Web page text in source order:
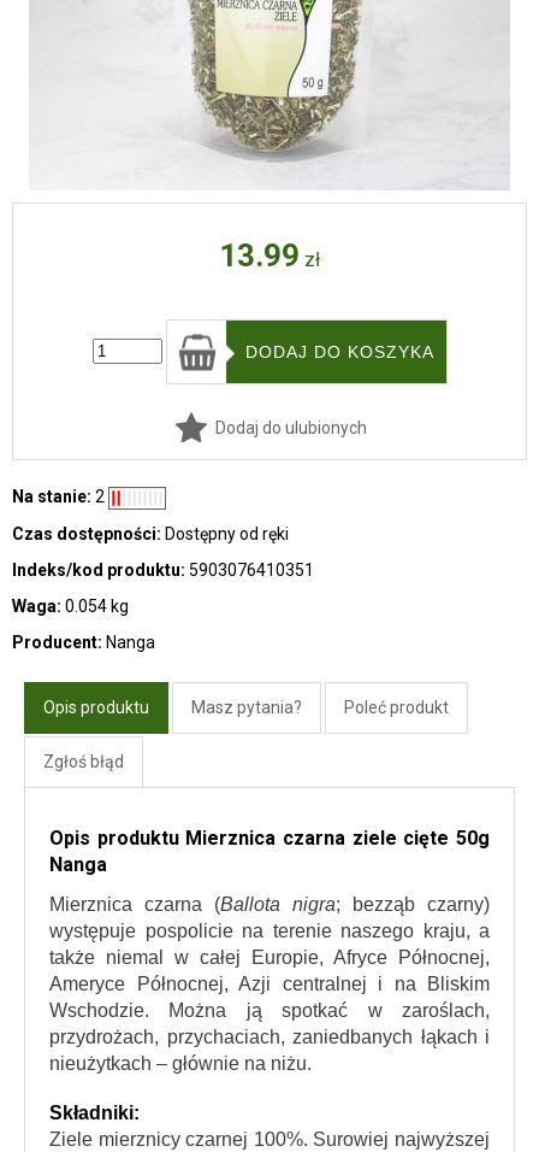
13.99 zł
Dodaj do ulubionych
Na stanie: 2
Czas dostępności: Dostępny od ręki
Indeks/kod produktu: 5903076410351
Waga: 0.054 kg
Producent: Nanga
Opis produktu Masz pytania? Poleć produkt
Zgłoś błąd
Opis produktu Mierznica czarna ziele cięte 50g
Nanga
Mierznica czarna (Ballota nigra; bezząb czarny)
występuje pospolicie na terenie naszego kraju, a
także niemal w całej Europie, Afryce Północnej,
Ameryce Północnej, Azji centralnej i na Bliskim
Wschodzie. Można ją spotkać w zaroślach,
przydrożach, przychaciach, zaniedbanych łąkach i
nieużytkach – głównie na niżu.
Składniki:
Ziele mierznicy czarnej 100%. Surowiej najwyższej